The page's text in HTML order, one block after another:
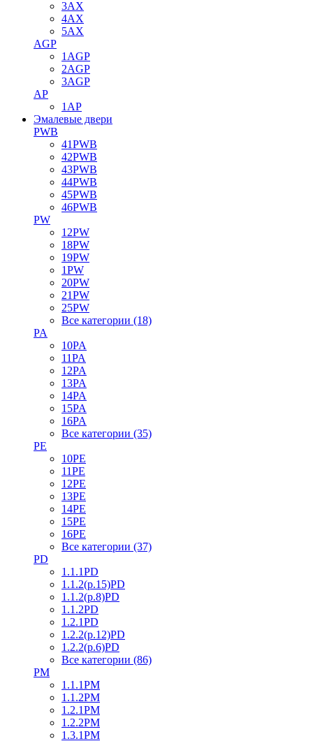
3AX
4AX
5AX
AGP
1AGP
2AGP
3AGP
AP
1AP
Эмалевые двери
PWB
41PWB
42PWB
43PWB
44PWB
45PWB
46PWB
PW
12PW
18PW
19PW
1PW
20PW
21PW
25PW
Все категории (18)
PA
10PA
11PA
12PA
13PA
14PA
15PA
16PA
Все категории (35)
PE
10PE
11PE
12PE
13PE
14PE
15PE
16PE
Все категории (37)
PD
1.1.1PD
1.1.2(р.15)PD
1.1.2(р.8)PD
1.1.2PD
1.2.1PD
1.2.2(р.12)PD
1.2.2(р.6)PD
Все категории (86)
PM
1.1.1PM
1.1.2PM
1.2.1PM
1.2.2PM
1.3.1PM